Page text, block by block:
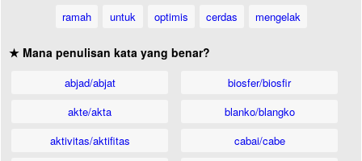
ramah
untuk optimis cerdas mengelak
★ Mana penulisan kata yang benar?
abjad/abjat
akte/akta
aktivitas/aktifitas
biosfer/biosfir
blanko/blangko
cabai/cabe